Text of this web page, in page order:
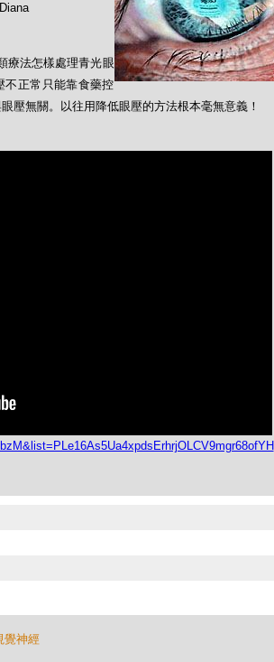
療法怎樣處理青光眼
不正常只能靠食藥控
壓無關。以往用降低眼壓的方法根本毫無意義！
覺神經